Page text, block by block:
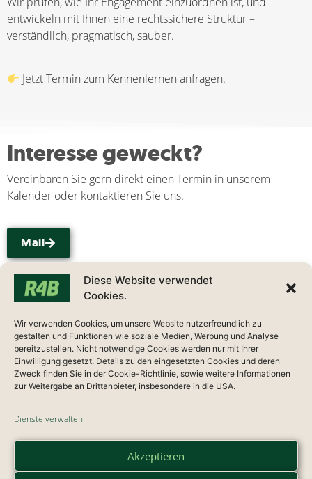
Diese Website verwendet
Cookies.
Wir verwenden Cookies, um unsere Website nutzerfreundlich zu
gestalten und Funktionen wie soziale Medien, Werbung und Analyse
bereitzustellen. Nicht notwendige Cookies werden nur mit Ihrer
Einwilligung gesetzt. Details zu den eingesetzten Cookies und deren
Zweck finden Sie in der Cookie-Richtlinie, sowie weitere Informationen
zur Weitergabe an Drittanbieter, insbesondere in die USA.
Dienste verwalten
Akzeptieren
entwickeln mit Ihnen eine rechtssichere Struktur –
verständlich, pragmatisch, sauber.
Jetzt Termin zum Kennenlernen anfragen.
Interesse geweckt?
Vereinbaren Sie gern direkt einen Termin in unserem
Kalender oder kontaktieren Sie uns.
Mail
recht4business
Berufsausübungsgesellschaft mbH
15320 Neuhardenberg
E-Mail:info@recht4business.de